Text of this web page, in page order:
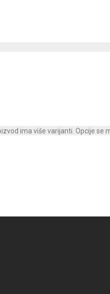
ima više varijanti. Opcije se